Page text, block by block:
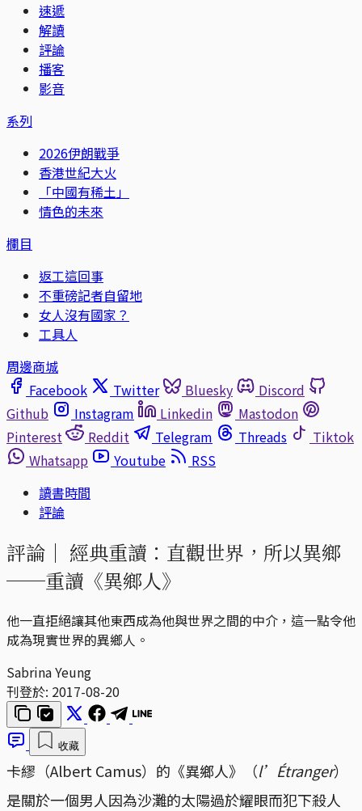
速遞
解讀
評論
播客
影音
系列
2026伊朗戰爭
香港世紀大火
「中國有稀土」
情色的未來
欄目
返工這回事
不重磅記者自留地
女人沒有國家？
工具人
周邊商城
Facebook
Twitter Bluesky
Discord
Github
Instagram Linkedin
Mastodon
Pinterest
Reddit Telegram Threads
Tiktok
Whatsapp
Youtube
RSS
讀書時間
評論
評論｜ 經典重讀：直觀世界，所以異鄉
──重讀《異鄉人》
他一直拒絕讓其他東西成為他與世界之間的中介，這一點令他
成為現實世界的異鄉人。
Sabrina Yeung
刊登於: 2017-08-20
收藏
卡繆（Albert Camus）的《異鄉人》（l’Étranger）
是關於一個男人因為沙灘的太陽過於耀眼而犯下殺人